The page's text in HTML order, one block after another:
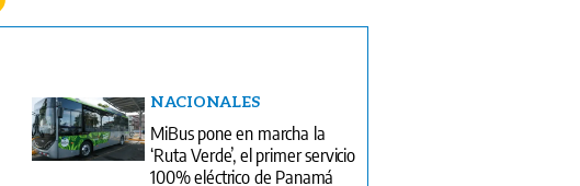
NACIONALES
MiBus pone en marcha la
‘Ruta Verde’, el primer servicio
100% eléctrico de Panamá